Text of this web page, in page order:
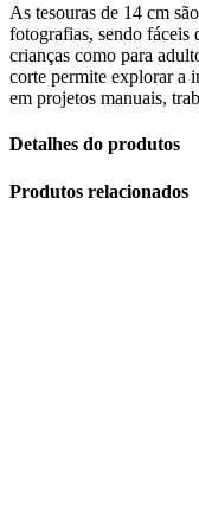
As tesouras de 14 cm
fotografias, sendo fáceis
crianças como para
corte permite explorar a
em projetos manuais,
Detalhes do produtos
Produtos relacionados